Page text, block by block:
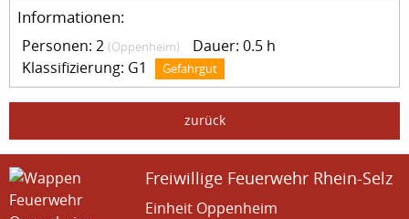
Informationen:
Personen: 2 (Oppenheim)
Dauer: 0.5 h
Klassifizierung: G1
Gefahrgut
zurück
Freiwillige Feuerwehr Rhein-Selz
Einheit Oppenheim